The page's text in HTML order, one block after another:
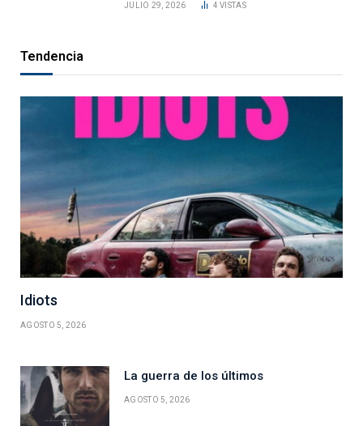
JULIO 29, 2026 4VISTAS
Tendencia
Idiots
AGOSTO 5, 2026
La guerra de los últimos
AGOSTO 5, 2026